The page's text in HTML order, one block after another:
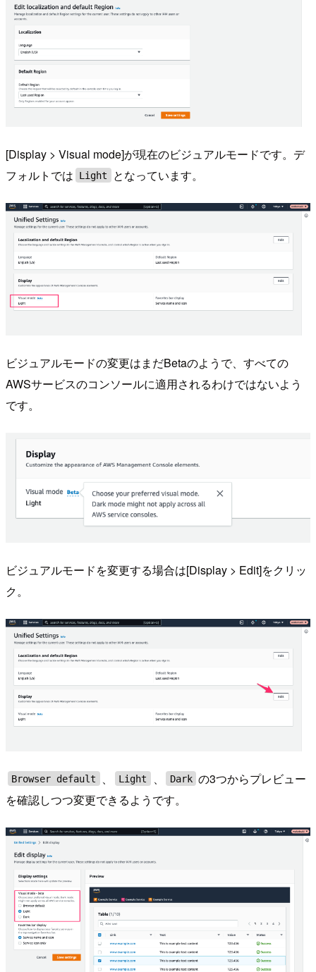
[Display > Visual mode]が現在のビジュアルモードです。デ
フォルトでは
Light となっています。
ビジュアルモードの変更はまだBetaのようで、すべての
AWSサービスのコンソールに適用されるわけではないよう
です。
ビジュアルモードを変更する場合は[Display > Edit]をクリッ
ク。
Browser default Light Dark の3つからプレビュー
を確認しつつ変更できるようです。